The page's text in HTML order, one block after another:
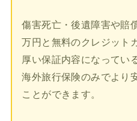
傷害死亡・後遺障害や賠
万円と無料のクレジット
厚い保証内容になってい
海外旅行保険のみでより
ことができます。